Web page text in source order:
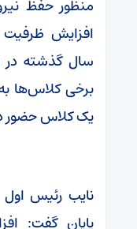
منظور حفظ
افزایش
سال گذشته در
یک کلاس حضور
نایب رئیس
پایان گفت: